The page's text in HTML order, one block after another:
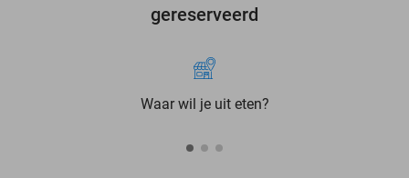
gereserveerd
Waar wil je uit eten?